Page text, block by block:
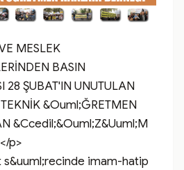
MESLEK
BASIN
ŞUBAT'IN UNUTULAN
&Ouml;ĞRETMEN
&Ccedil;&Ouml;Z&Uuml;M
p>
s&uuml;recinde imam-hatip